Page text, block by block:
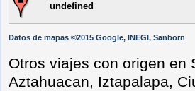
undefined
Datos de mapas ©2015 Google, INEGI, Sanborn
Otros viajes con origen en
Aztahuacan, Iztapalapa,